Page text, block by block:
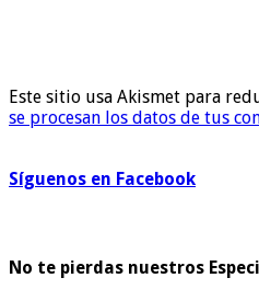
Este sitio usa Akismet para
se procesan los datos de tus
Síguenos en Facebook
No te pierdas nuestros